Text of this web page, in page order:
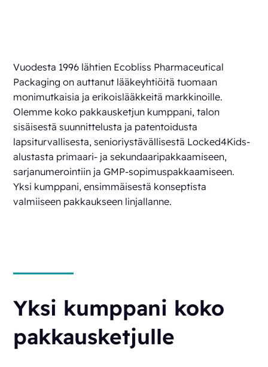
Vuodesta 1996 lähtien Ecobliss Pharmaceutical
Packaging on auttanut lääkeyhtiöitä tuomaan
monimutkaisia ja erikoislääkkeitä markkinoille.
Olemme koko pakkausketjun kumppani, talon
sisäisestä suunnittelusta ja patentoidusta
lapsiturvallisesta, senioriystävällisestä Locked4Kids-
alustasta primaari- ja sekundaaripakkaamiseen,
sarjanumerointiin ja GMP-sopimuspakkaamiseen.
Yksi kumppani, ensimmäisestä konseptista
valmiiseen pakkaukseen linjallanne.
Yksi kumppani koko
pakkausketjulle